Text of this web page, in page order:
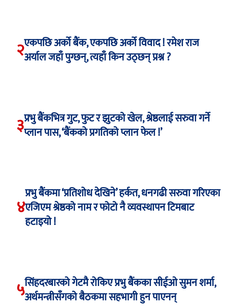
२एकपछि अर्को बैंक, एकपछि अर्को विवाद ! रमेश राज
अर्याल जहाँ पुग्छन्, त्यहाँ किन उठ्छन् प्रश्न ?
३प्रभु बैंकभित्र गुट, फुट र झुटको खेल, श्रेष्ठलाई सरुवा गर्ने
प्लान पास, ‘बैंकको प्रगतिको प्लान फेल !’
४
प्रभु बैंकमा ‘प्रतिशोध देखिने’ हर्कत, धनगढी सरुवा गरिएका
एजिएम श्रेष्ठको नाम र फोटो नै व्यवस्थापन टिमबाट
हटाइयो !
५सिंहदरबारको गेटमै रोकिए प्रभु बैंकका सीईओ सुमन शर्मा,
अर्थमन्त्रीसँगको बैठकमा सहभागी हुन पाएनन्